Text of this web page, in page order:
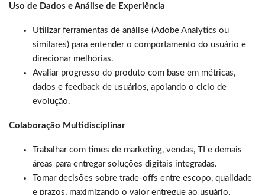
Uso de Dados e Análise de Experiência
Utilizar ferramentas de análise (Adobe Analytics ou
similares) para entender o comportamento do usuário e
direcionar melhorias.
Avaliar progresso do produto com base em métricas,
dados e feedback de usuários, apoiando o ciclo de
evolução.
Colaboração Multidisciplinar
Trabalhar com times de marketing, vendas, TI e demais
áreas para entregar soluções digitais integradas.
Tomar decisões sobre trade-offs entre escopo, qualidade
e prazos, maximizando o valor entregue ao usuário.